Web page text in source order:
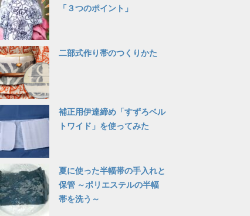
「３つのポイント」
二部式作り帯のつくりかた
補正用伊達締め「すずろベル
トワイド」を使ってみた
夏に使った半幅帯の手入れと
保管 ～ポリエステルの半幅
帯を洗う～